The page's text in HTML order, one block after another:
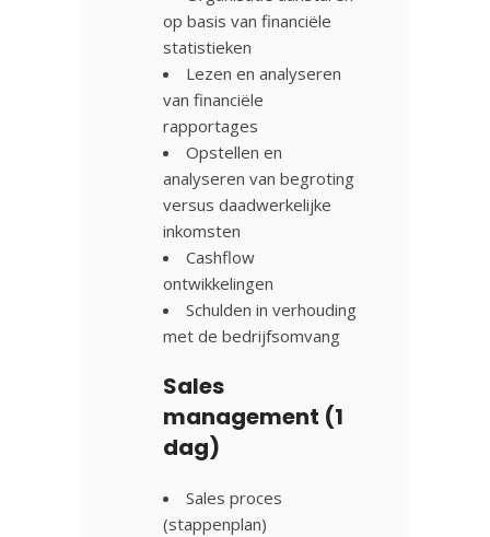
op basis van financiële
statistieken
Lezen en analyseren
van financiële
rapportages
Opstellen en
analyseren van begroting
versus daadwerkelijke
inkomsten
Cashflow
ontwikkelingen
Schulden in verhouding
met de bedrijfsomvang
Sales
management (1
dag)
Sales proces
(stappenplan)